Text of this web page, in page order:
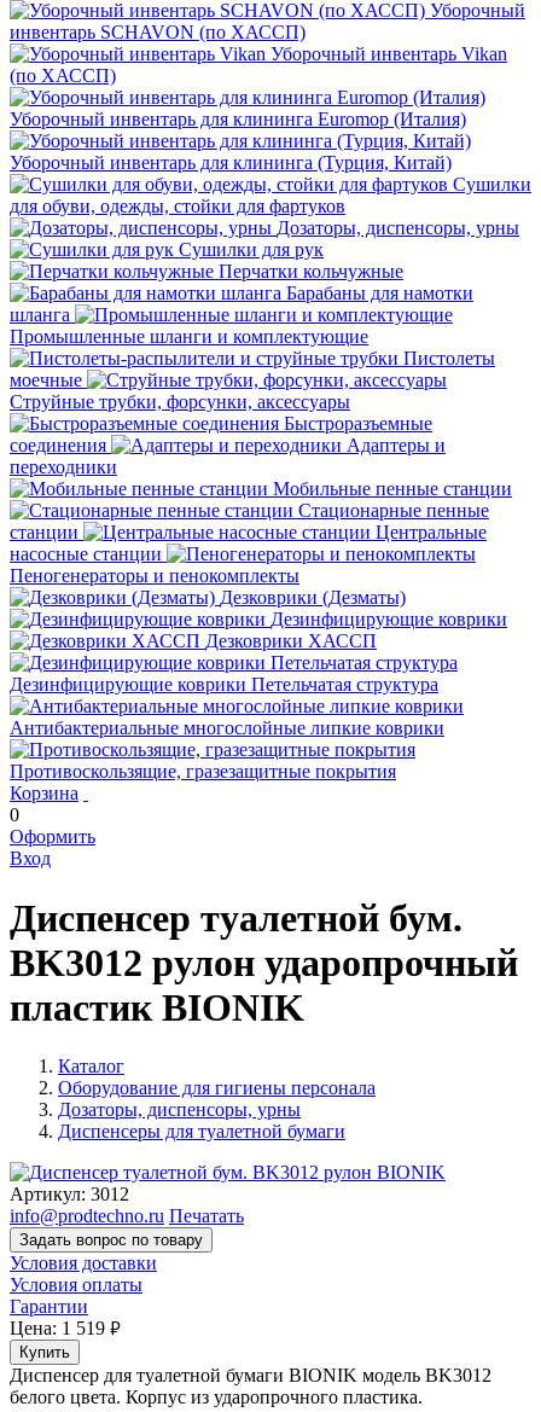
Уборочный
инвентарь SCHAVON (по ХАССП)
Уборочный инвентарь Vikan
(по ХАССП)
Уборочный инвентарь для клининга Euromop (Италия)
Уборочный инвентарь для клининга (Турция, Китай)
Сушилки
для обуви, одежды, стойки для фартуков
Дозаторы, диспенсоры, урны
Сушилки для рук
Перчатки кольчужные
Барабаны для намотки
шланга
Промышленные шланги и комплектующие
Пистолеты
моечные
Струйные трубки, форсунки, аксессуары
Быстроразъемные
соединения
Адаптеры и
переходники
Мобильные пенные станции
Стационарные пенные
станции
Центральные
насосные станции
Пеногенераторы и пенокомплекты
Дезковрики (Дезматы)
Дезинфицирующие коврики
Дезковрики ХАССП
Дезинфицирующие коврики Петельчатая структура
Антибактериальные многослойные липкие коврики
Противоскользящие, гразезащитные покрытия
Корзина
0
Оформить
Вход
Диспенсер туалетной бум.
BK3012 рулон ударопрочный
пластик BIONIK
Каталог
Оборудование для гигиены персонала
Дозаторы, диспенсоры, урны
Диспенсеры для туалетной бумаги
Артикул: 3012
info@prodtechno.ru Печатать
Задать вопрос по товару
Условия доставки
Условия оплаты
Гарантии
Цена: 1 519 руб.
Купить
Диспенсер для туалетной бумаги BIONIK модель BK3012
белого цвета. Корпус из ударопрочного пластика.